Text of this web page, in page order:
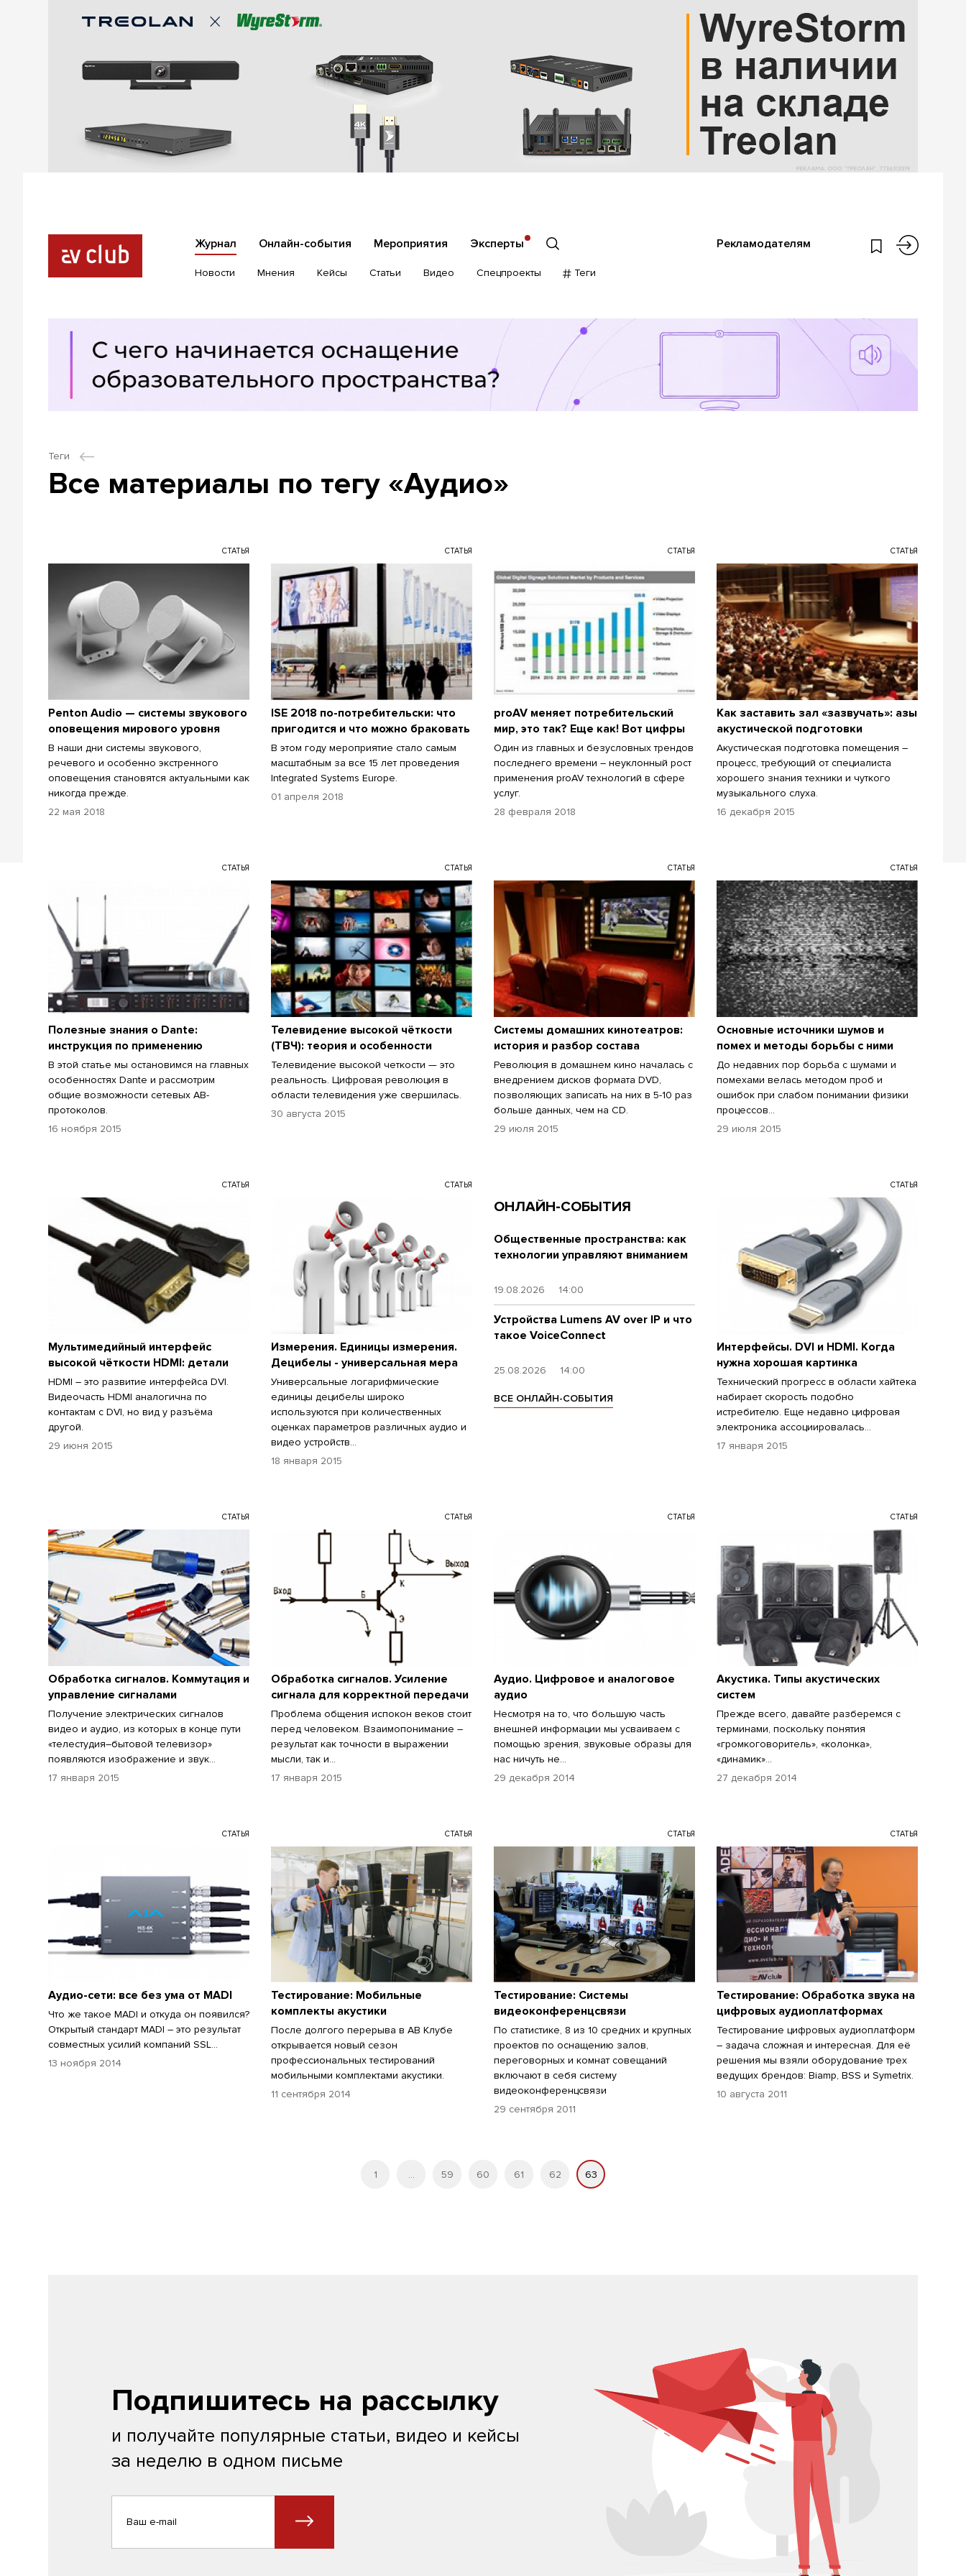
Журнал Онлайн-события Мероприятия Эксперты Рекламодателям
Новости Мнения Кейсы Статьи Видео Спецпроекты Теги
Теги
Все материалы по тегу «Аудио»
СТАТЬЯ
Penton Audio — системы звукового
оповещения мирового уровня
В наши дни системы звукового,
речевого и особенно экстренного
оповещения становятся актуальными как
никогда прежде.
22 мая 2018
СТАТЬЯ
ISE 2018 по-потребительски: что
пригодится и что можно браковать
В этом году мероприятие стало самым
масштабным за все 15 лет проведения
Integrated Systems Europe.
01 апреля 2018
СТАТЬЯ
proAV меняет потребительский
мир, это так? Еще как! Вот цифры
Один из главных и безусловных трендов
последнего времени – неуклонный рост
применения proAV технологий в сфере
услуг.
28 февраля 2018
СТАТЬЯ
Как заставить зал «зазвучать»: азы
акустической подготовки
Акустическая подготовка помещения –
процесс, требующий от специалиста
хорошего знания техники и чуткого
музыкального слуха.
16 декабря 2015
СТАТЬЯ
Полезные знания о Dante:
инструкция по применению
В этой статье мы остановимся на главных
особенностях Dante и рассмотрим
общие возможности сетевых АВ-
протоколов.
16 ноября 2015
СТАТЬЯ
Телевидение высокой чёткости
(ТВЧ): теория и особенности
Телевидение высокой четкости — это
реальность. Цифровая революция в
области телевидения уже свершилась.
30 августа 2015
СТАТЬЯ
Системы домашних кинотеатров:
история и разбор состава
Революция в домашнем кино началась с
внедрением дисков формата DVD,
позволяющих записать на них в 5-10 раз
больше данных, чем на CD.
29 июля 2015
СТАТЬЯ
Основные источники шумов и
помех и методы борьбы с ними
До недавних пор борьба с шумами и
помехами велась методом проб и
ошибок при слабом понимании физики
процессов...
29 июля 2015
СТАТЬЯ
Мультимедийный интерфейс
высокой чёткости HDMI: детали
HDMI – это развитие интерфейса DVI.
Видеочасть HDMI аналогична по
контактам с DVI, но вид у разъёма
другой.
29 июня 2015
СТАТЬЯ
Измерения. Единицы измерения.
Децибелы - универсальная мера
Универсальные логарифмические
единицы децибелы широко
используются при количественных
оценках параметров различных аудио и
видео устройств…
18 января 2015
СТАТЬЯ
Интерфейсы. DVI и HDMI. Когда
нужна хорошая картинка
Технический прогресс в области хайтека
набирает скорость подобно
истребителю. Еще недавно цифровая
электроника ассоциировалась...
17 января 2015
СТАТЬЯ
Обработка сигналов. Коммутация и
управление сигналами
Получение электрических сигналов
видео и аудио, из которых в конце пути
«телестудия–бытовой телевизор»
появляются изображение и звук...
17 января 2015
СТАТЬЯ
Обработка сигналов. Усиление
сигнала для корректной передачи
Проблема общения испокон веков стоит
перед человеком. Взаимопонимание –
результат как точности в выражении
мысли, так и...
17 января 2015
СТАТЬЯ
Аудио. Цифровое и аналоговое
аудио
Несмотря на то, что большую часть
внешней информации мы усваиваем с
помощью зрения, звуковые образы для
нас ничуть не...
29 декабря 2014
СТАТЬЯ
Акустика. Типы акустических
систем
Прежде всего, давайте разберемся с
терминами, поскольку понятия
«громкоговоритель», «колонка»,
«динамик»...
27 декабря 2014
СТАТЬЯ
Аудио-сети: все без ума от MADI
Что же такое MADI и откуда он появился?
Открытый стандарт MADI – это результат
совместных усилий компаний SSL...
13 ноября 2014
СТАТЬЯ
Тестирование: Мобильные
комплекты акустики
После долгого перерыва в АВ Клубе
открывается новый сезон
профессиональных тестирований
мобильными комплектами акустики.
11 сентября 2014
СТАТЬЯ
Тестирование: Системы
видеоконференцсвязи
По статистике, 8 из 10 средних и крупных
проектов по оснащению залов,
переговорных и комнат совещаний
включают в себя систему
видеоконференцсвязи
29 сентября 2011
СТАТЬЯ
Тестирование: Обработка звука на
цифровых аудиоплатформах
Тестирование цифровых аудиоплатформ
– задача сложная и интересная. Для её
решения мы взяли оборудование трех
ведущих брендов: Biamp, BSS и Symetrix.
10 августа 2011
ОНЛАЙН-СОБЫТИЯ
Общественные пространства: как
технологии управляют вниманием
19.08.2026 14:00
Устройства Lumens AV over IP и что
такое VoiceConnect
25.08.2026 14:00
ВСЕ ОНЛАЙН-СОБЫТИЯ
1 ... 59 60 61 62 63
Подпишитесь на рассылку
и получайте популярные статьи, видео и кейсы
за неделю в одном письме